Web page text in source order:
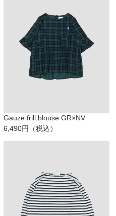
Gauze frill blouse GR×NV
6,490円（税込）